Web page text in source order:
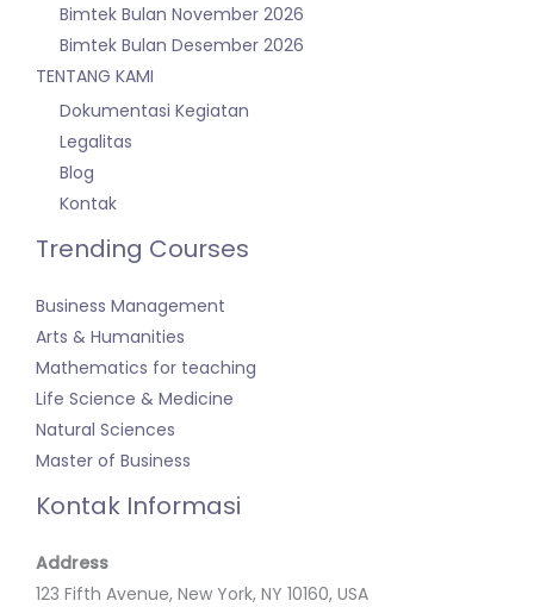
Bimtek Bulan November 2026
Bimtek Bulan Desember 2026
TENTANG KAMI
Dokumentasi Kegiatan
Legalitas
Blog
Kontak
Trending Courses
Business Management
Arts & Humanities
Mathematics for teaching
Life Science & Medicine
Natural Sciences
Master of Business
Kontak Informasi
Address
123 Fifth Avenue, New York, NY 10160, USA